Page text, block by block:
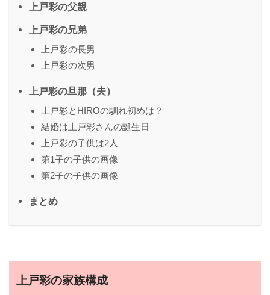
上戸彩の父親
上戸彩の兄弟
上戸彩の長男
上戸彩の次男
上戸彩の旦那（夫）
上戸彩とHIROの馴れ初めは？
結婚は上戸彩さんの誕生日
上戸彩の子供は2人
第1子の子供の画像
第2子の子供の画像
まとめ
上戸彩の家族構成